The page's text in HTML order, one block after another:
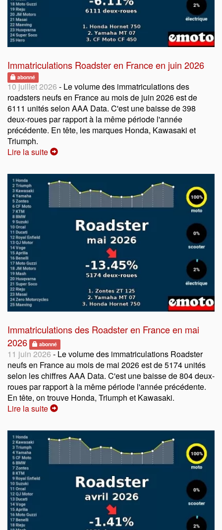
Immatriculations Roadster en France en juin 2026
abonné
10 juillet 2026 - Le volume des immatriculations des
roadsters neufs en France au mois de juin 2026 est de
6111 unités selon AAA Data. C'est une baisse de 398
deux-roues par rapport à la même période l'année
précédente. En tête, les marques Honda, Kawasaki et
Triumph.
Lire la suite
Immatriculations des Roadster en France en mai
2026
abonné
11 juin 2026 - Le volume des immatriculations Roadster
neufs en France au mois de mai 2026 est de 5174 unités
selon les chiffres AAA Data. C'est une baisse de 804 deux-
roues par rapport à la même période l'année précédente.
En tête, on trouve Honda, Triumph et Kawasaki.
Lire la suite